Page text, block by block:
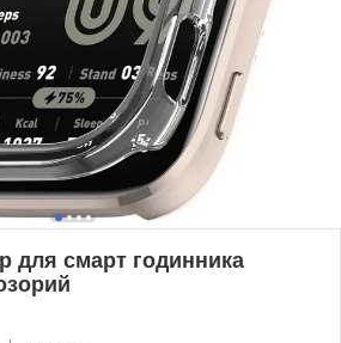
для смарт годинника